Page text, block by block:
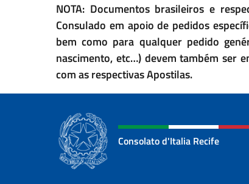
NOTA: Documentos brasileiros e
Consulado em apoio de pedidos
bem como para qualquer pedido
nascimento, etc…) devem também ser
com as respectivas Apostilas.
Consolato d'Italia Recife